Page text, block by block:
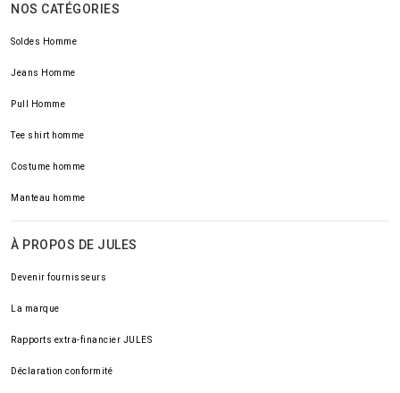
NOS CATÉGORIES
Soldes Homme
Jeans Homme
Pull Homme
Tee shirt homme
Costume homme
Manteau homme
À PROPOS DE JULES
Devenir fournisseurs
La marque
Rapports extra-financier JULES
Déclaration conformité